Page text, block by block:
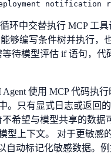
环中交替执行 MCP 工具
够编写条件树并执行，
等待模型评估 if 语句，代
Agent 使用 MCP 代码执
。只有显式日志或返回
不希望与模型共享的数据
型上下文。 对于更敏感
以自动标记化敏感数据。